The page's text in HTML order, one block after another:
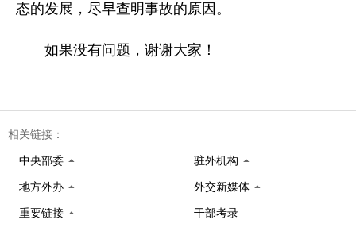
态的发展，尽早查明事故的原因。
如果没有问题，谢谢大家！
相关链接：
中央部委 驻外机构
地方外办 外交新媒体
重要链接 干部考录